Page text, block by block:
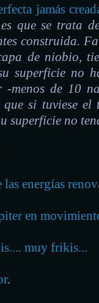
jamás
que se trata
construida.
de niobio,
superficie no
-menos de 10
que si tuviese
superficie no
energías
en
muy frikis...
.